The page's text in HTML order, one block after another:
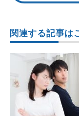
関連する記事は